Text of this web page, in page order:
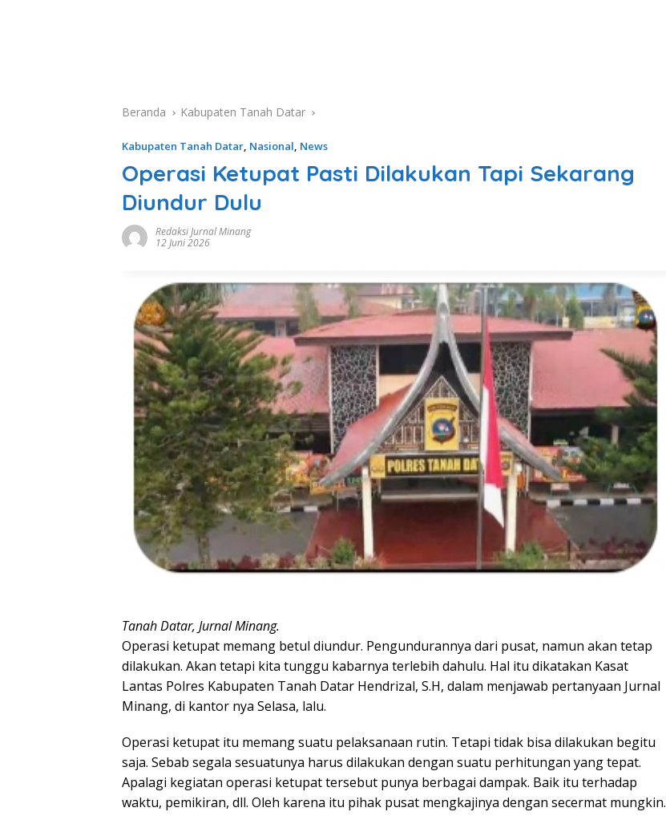
Beranda Kabupaten Tanah Datar
Kabupaten Tanah Datar, Nasional, News
Operasi Ketupat Pasti Dilakukan Tapi Sekarang
Diundur Dulu
Redaksi Jurnal Minang
12 Juni 2026
Tanah Datar, Jurnal Minang.
Operasi ketupat memang betul diundur. Pengundurannya dari pusat, namun akan tetap
dilakukan. Akan tetapi kita tunggu kabarnya terlebih dahulu. Hal itu dikatakan Kasat
Lantas Polres Kabupaten Tanah Datar Hendrizal, S.H, dalam menjawab pertanyaan Jurnal
Minang, di kantor nya Selasa, lalu.
Operasi ketupat itu memang suatu pelaksanaan rutin. Tetapi tidak bisa dilakukan begitu
saja. Sebab segala sesuatunya harus dilakukan dengan suatu perhitungan yang tepat.
Apalagi kegiatan operasi ketupat tersebut punya berbagai dampak. Baik itu terhadap
waktu, pemikiran, dll. Oleh karena itu pihak pusat mengkajinya dengan secermat mungkin.